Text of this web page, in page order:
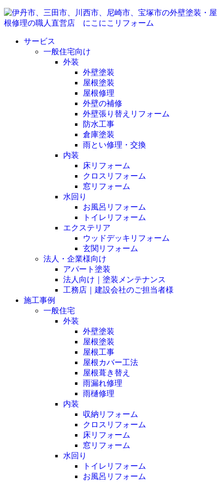
サービス
一般住宅向け
外装
外壁塗装
屋根塗装
屋根修理
外壁の補修
外壁張り替えリフォーム
防水工事
倉庫塗装
雨とい修理・交換
内装
床リフォーム
クロスリフォーム
窓リフォーム
水回り
お風呂リフォーム
トイレリフォーム
エクステリア
ウッドデッキリフォーム
玄関リフォーム
法人・企業様向け
アパート塗装
法人向け｜塗装メンテナンス
工務店｜建設会社のご担当者様
施工事例
一般住宅
外装
外壁塗装
屋根塗装
屋根工事
屋根カバー工法
屋根葺き替え
雨漏れ修理
雨樋修理
内装
収納リフォーム
クロスリフォーム
床リフォーム
窓リフォーム
水回り
トイレリフォーム
お風呂リフォーム